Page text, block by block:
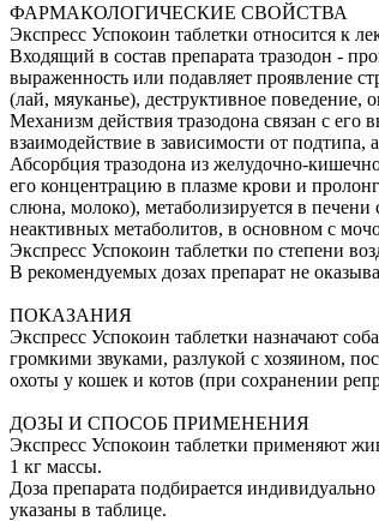
ФАРМАКОЛОГИЧЕСКИЕ СВОЙСТВА
Экспресс Успокоин таблетки относится к
Входящий в состав препарата тразодон -
выраженность или подавляет проявление
(лай, мяуканье), деструктивное поведение,
Механизм действия тразодона связан с
взаимодействие в зависимости от подтипа,
Абсорбция тразодона из желудочно-
его концентрацию в плазме крови и
слюна, молоко), метаболизируется в
неактивных метаболитов, в основном с
Экспресс Успокоин таблетки по степени
В рекомендуемых дозах препарат не
ПОКАЗАНИЯ
Экспресс Успокоин таблетки назначают
громкими звуками, разлукой с хозяином,
охоты у кошек и котов (при сохранении
ДОЗЫ И СПОСОБ ПРИМЕНЕНИЯ
Экспресс Успокоин таблетки применяют
1 кг массы.
Доза препарата подбирается
указаны в таблице.